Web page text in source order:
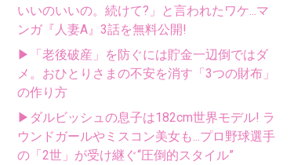
いいのいいの。続けて?」と言われたワケ...マ
ンガ『人妻A』3話を無料公開!
▶「老後破産」を防ぐには貯金一辺倒ではダ
メ。おひとりさまの不安を消す「3つの財布」
の作り方
▶ダルビッシュの息子は182cm世界モデル! ラ
ウンドガールやミスコン美女も...プロ野球選手
の「2世」が受け継ぐ“圧倒的スタイル”